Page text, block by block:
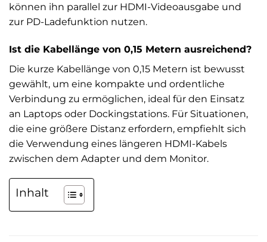
können ihn parallel zur HDMI-Videoausgabe und
zur PD-Ladefunktion nutzen.
Ist die Kabellänge von 0,15 Metern ausreichend?
Die kurze Kabellänge von 0,15 Metern ist bewusst
gewählt, um eine kompakte und ordentliche
Verbindung zu ermöglichen, ideal für den Einsatz
an Laptops oder Dockingstations. Für Situationen,
die eine größere Distanz erfordern, empfiehlt sich
die Verwendung eines längeren HDMI-Kabels
zwischen dem Adapter und dem Monitor.
Inhalt